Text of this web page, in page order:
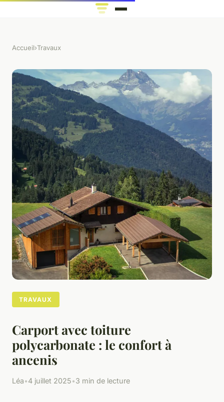
Accueil›Travaux
TRAVAUX
Carport avec toiture
polycarbonate : le confort à
ancenis
Léa•4 juillet 2025•3 min de lecture